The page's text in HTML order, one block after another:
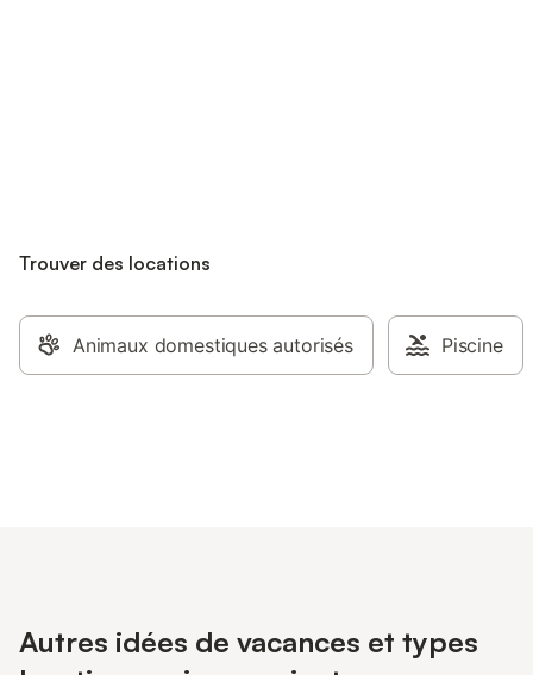
Trouver des locations
Animaux domestiques autorisés Piscine
Autres idées de vacances et types